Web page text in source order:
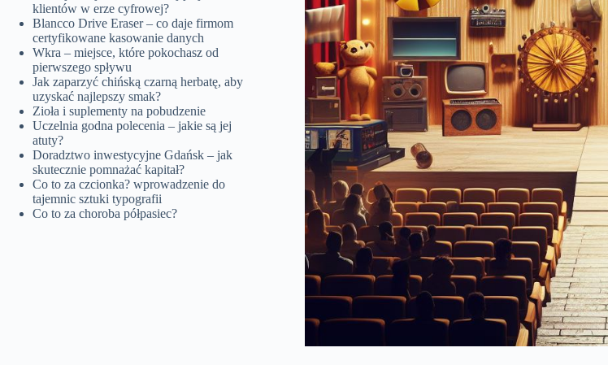
klientów w erze cyfrowej?
Blancco Drive Eraser – co daje firmom
certyfikowane kasowanie danych
Wkra – miejsce, które pokochasz od
pierwszego spływu
Jak zaparzyć chińską czarną herbatę, aby
uzyskać najlepszy smak?
Zioła i suplementy na pobudzenie
Uczelnia godna polecenia – jakie są jej
atuty?
Doradztwo inwestycyjne Gdańsk – jak
skutecznie pomnażać kapitał?
Co to za czcionka? wprowadzenie do
tajemnic sztuki typografii
Co to za choroba półpasiec?